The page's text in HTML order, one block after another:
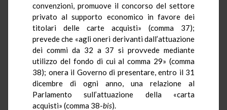
convenzioni, promuove il concorso del settore
privato al supporto economico in favore dei
titolari delle carte acquisti» (comma 37);
prevede che «agli oneri derivanti dall’attuazione
dei commi da 32 a 37 si provvede mediante
utilizzo del fondo di cui al comma 29» (comma
38); onera il Governo di presentare, entro il 31
dicembre di ogni anno, una relazione al
Parlamento sull’attuazione della «carta
acquisti» (comma 38-bis).